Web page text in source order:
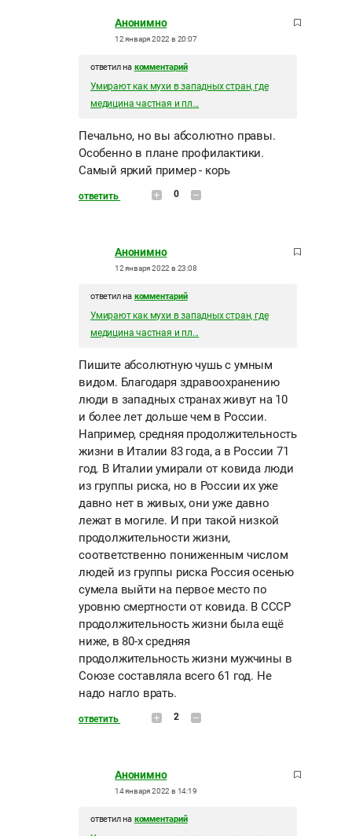
Анонимно
12 января 2022 в 20:07
ответил на комментарий
Умирают как мухи в западных стран, где
медицина частная и пл...
Печально, но вы абсолютно правы.
Особенно в плане профилактики.
Самый яркий пример - корь
ответить 0
Анонимно
12 января 2022 в 23:08
ответил на комментарий
Умирают как мухи в западных стран, где
медицина частная и пл...
Пишите абсолютную чушь с умным
видом. Благодаря здравоохранению
люди в западных странах живут на 10
и более лет дольше чем в России.
Например, средняя продолжительность
жизни в Италии 83 года, а в России 71
год. В Италии умирали от ковида люди
из группы риска, но в России их уже
давно нет в живых, они уже давно
лежат в могиле. И при такой низкой
продолжительности жизни,
соответственно пониженным числом
людей из группы риска Россия осенью
сумела выйти на первое место по
уровню смертности от ковида. В СССР
продолжительность жизни была ещё
ниже, в 80-х средняя
продолжительность жизни мужчины в
Союзе составляла всего 61 год. Не
надо нагло врать.
ответить 2
Анонимно
14 января 2022 в 14:19
ответил на комментарий